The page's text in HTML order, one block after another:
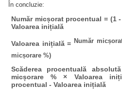
În concluzie:
Număr micșorat procentual = (1
Valoarea inițială
Valoarea inițială = Număr
micșorare %)
Scăderea procentuală
micșorare % × Valoarea
procentual - Valoarea inițială